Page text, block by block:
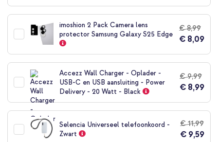
imoshion 2 Pack Camera lens
protector Samsung Galaxy S25 Edge
€ 8,99
€ 8,09
Accezz Wall Charger - Oplader -
USB-C en USB aansluiting - Power
Delivery - 20 Watt - Black
€ 9,99
€ 8,99
Selencia Universeel telefoonkoord -
Zwart
€ 11,99
€ 9,59